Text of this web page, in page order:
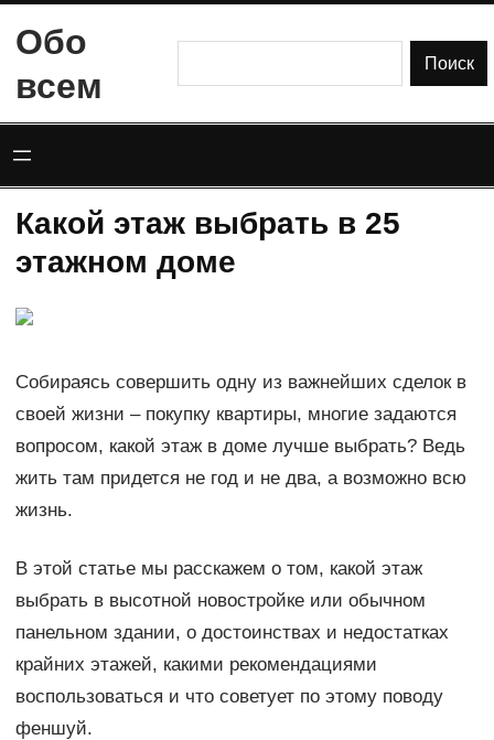
содержимому
Обо
всем
Поиск
Какой этаж выбрать в 25
этажном доме
Собираясь совершить одну из важнейших сделок в
своей жизни – покупку квартиры, многие задаются
вопросом, какой этаж в доме лучше выбрать? Ведь
жить там придется не год и не два, а возможно всю
жизнь.
В этой статье мы расскажем о том, какой этаж
выбрать в высотной новостройке или обычном
панельном здании, о достоинствах и недостатках
крайних этажей, какими рекомендациями
воспользоваться и что советует по этому поводу
феншуй.